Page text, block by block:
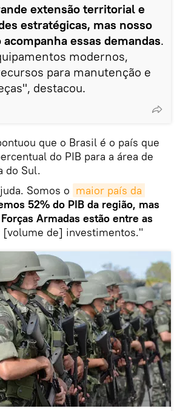
extensão territorial e
estratégicas, mas nosso
essas demandas.
modernos,
para manutenção e
destacou.
que o Brasil é o país que
do PIB para a área de
do Sul.
Somos o maior país da
52% do PIB da região, mas
Armadas estão entre as
[volume de] investimentos."